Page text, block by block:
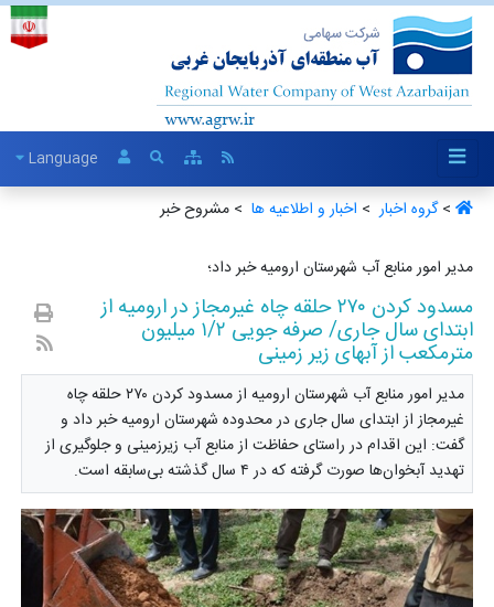
Language
>گروه اخبار ‏ > اخبار و اطلاعیه ها ‏ > مشروح خبر
مدیر امور منابع آب شهرستان ارومیه خبر داد؛
مسدود کردن ۲۷۰ حلقه چاه غیرمجاز در ارومیه از
ابتدای سال جاری/ صرفه جویی ۱/۲ میلیون
مترمکعب از آبهای زیر زمینی
مدیر امور منابع آب شهرستان ارومیه از مسدود کردن ۲۷۰ حلقه چاه
غیرمجاز از ابتدای سال جاری در محدوده شهرستان ارومیه خبر داد و
گفت: این اقدام در راستای حفاظت از منابع آب زیرزمینی و جلوگیری از
تهدید آبخوان‌ها صورت گرفته که در ۴ سال گذشته بی‌سابقه است.